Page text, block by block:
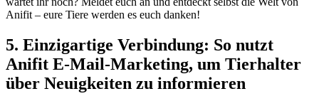
Anifit – ⁤eure Tiere⁣ werden es euch danken!
5. Einzigartige Verbindung: ​So‌ nutzt
Anifit E-Mail-Marketing, um Tierhalter⁣
über Neuigkeiten zu informieren